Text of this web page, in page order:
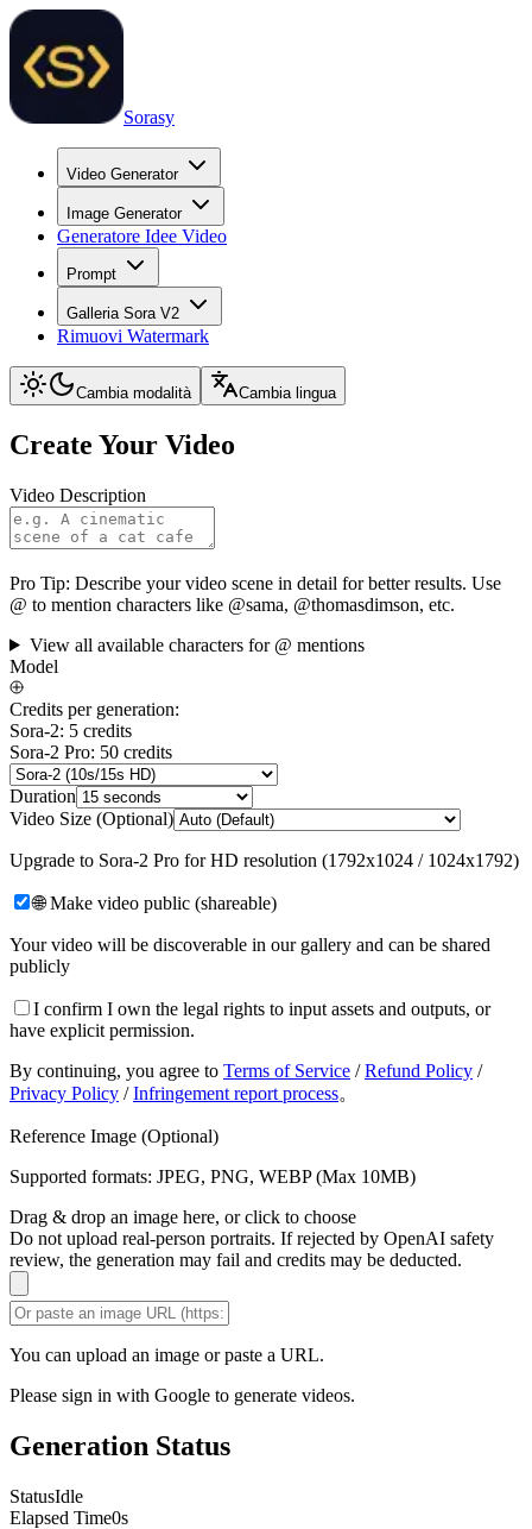
Sorasy
Video Generator
Image Generator
Generatore Idee Video
Prompt
Galleria Sora V2
Rimuovi Watermark
Cambia modalità Cambia lingua
Create Your Video
Video Description
Pro Tip: Describe your video scene in detail for better results. Use
@ to mention characters like @sama, @thomasdimson, etc.
View all available characters for @ mentions
Model
Credits per generation:
Sora-2: 5 credits
Sora-2 Pro: 50 credits
Duration
Video Size (Optional)
Upgrade to Sora-2 Pro for HD resolution (1792x1024 / 1024x1792)
🌐 Make video public (shareable)
Your video will be discoverable in our gallery and can be shared
publicly
I confirm I own the legal rights to input assets and outputs, or
have explicit permission.
By continuing, you agree to Terms of Service /Refund Policy /
Privacy Policy /Infringement report process。
Reference Image (Optional)
Supported formats: JPEG, PNG, WEBP (Max 10MB)
Drag & drop an image here, or click to choose
Do not upload real-person portraits. If rejected by OpenAI safety
review, the generation may fail and credits may be deducted.
You can upload an image or paste a URL.
Please sign in with Google to generate videos.
Generation Status
StatusIdle
Elapsed Time0s